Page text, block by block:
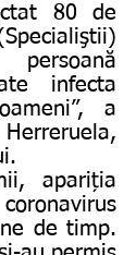
80 de
infecta
a
de timp.